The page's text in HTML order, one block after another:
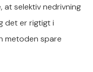
selektiv nedrivning
det er rigtigt i
metoden spare